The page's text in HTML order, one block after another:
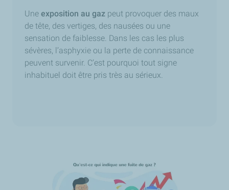
Une exposition au gaz peut provoquer des maux
de tête, des vertiges, des nausées ou une
sensation de faiblesse. Dans les cas les plus
sévères, l’asphyxie ou la perte de connaissance
peuvent survenir. C’est pourquoi tout signe
inhabituel doit être pris très au sérieux.